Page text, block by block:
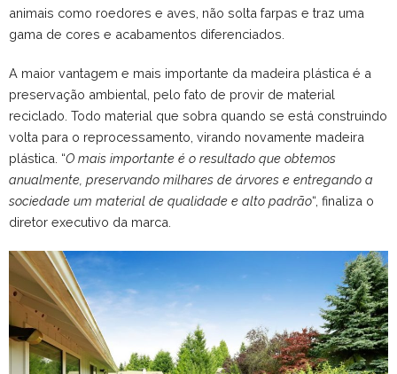
animais como roedores e aves, não solta farpas e traz uma
gama de cores e acabamentos diferenciados.
A maior vantagem e mais importante da madeira plástica é a
preservação ambiental, pelo fato de provir de material
reciclado. Todo material que sobra quando se está construindo
volta para o reprocessamento, virando novamente madeira
plástica. “O mais importante é o resultado que obtemos
anualmente, preservando milhares de árvores e entregando a
sociedade um material de qualidade e alto padrão“, finaliza o
diretor executivo da marca.